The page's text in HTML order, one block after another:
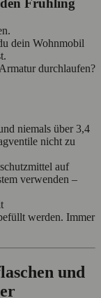
Frühling
dein Wohnmobil
durchlaufen?
niemals über 3,4
nicht zu
auf
verwenden –
werden. Immer
und